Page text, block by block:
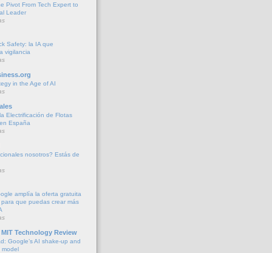
Pivot From Tech Expert to
Leader
Safety: la IA que
vigilancia
in the Age of AI
Electrificación de Flotas
España
nosotros? Estás de
amplía la oferta gratuita
para que puedas crear más
Technology Review
Google’s AI shake-up and
model